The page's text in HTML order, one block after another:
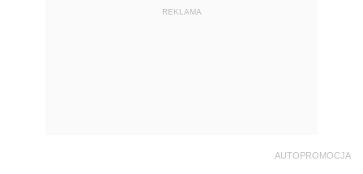
REKLAMA
AUTOPROMOCJA